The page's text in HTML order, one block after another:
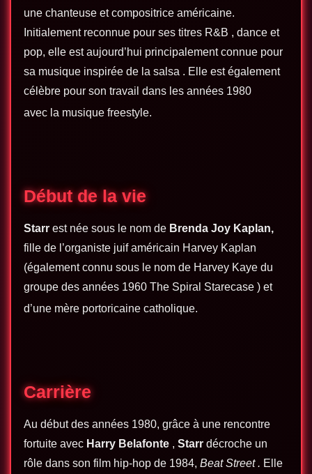
une chanteuse et compositrice américaine.
Initialement reconnue pour ses titres R&B , dance et
pop, elle est aujourd’hui principalement connue pour
sa musique inspirée de la salsa . Elle est également
célèbre pour son travail dans les années 1980
avec la musique freestyle.
Début de la vie
Starr est née sous le nom de Brenda Joy Kaplan,
fille de l’organiste juif américain Harvey Kaplan
(également connu sous le nom de Harvey Kaye du
groupe des années 1960 The Spiral Starecase ) et
d’une mère portoricaine catholique.
Carrière
Au début des années 1980, grâce à une rencontre
fortuite avec Harry Belafonte , Starr décroche un
rôle dans son film hip-hop de 1984, Beat Street. Elle